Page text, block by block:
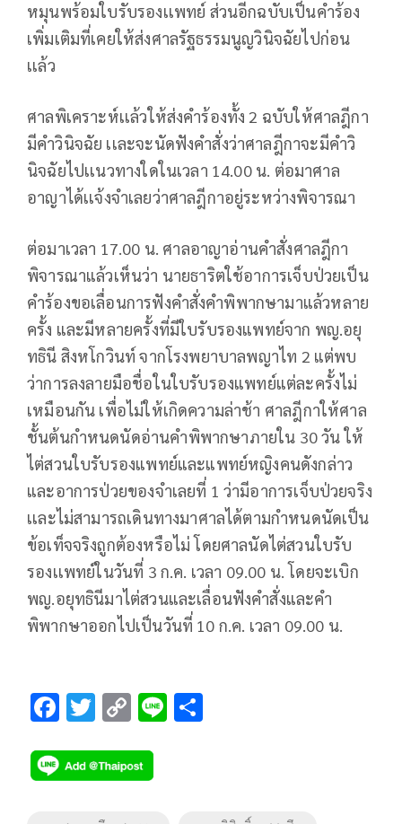
หมุนพร้อมใบรับรองเเพทย์ ส่วนอีกฉบับเป็นคำร้อง
เพิ่มเติมที่เคยให้ส่งศาลรัฐธรรมนูญวินิจฉัยไปก่อน
เเล้ว
ศาลพิเคราะห์เเล้วให้ส่งคำร้องทั้ง 2 ฉบับให้ศาลฎีกา
มีคำวินิจฉัย เเละจะนัดฟังคำสั่งว่าศาลฎีกาจะมีคำวิ
นิจฉัยไปเเนวทางใดในเวลา 14.00 น. ต่อมาศาล
อาญาได้เเจ้งจำเลยว่าศาลฎีกาอยู่ระหว่างพิจารณา
ต่อมาเวลา 17.00 น. ศาลอาญาอ่านคำสั่งศาลฎีกา
พิจารณาแล้วเห็นว่า นายธาริตใช้อาการเจ็บป่วยเป็น
คำร้องขอเลื่อนการฟังคำสั่งคำพิพากษามาแล้วหลาย
ครั้ง และมีหลายครั้งที่มีใบรับรองแพทย์จาก พญ.อยุ
ทธินี สิงหโกวินท์ จากโรงพยาบาลพญาไท 2 แต่พบ
ว่าการลงลายมือชื่อในใบรับรองแพทย์แต่ละครั้งไม่
เหมือนกัน เพื่อไม่ให้เกิดความล่าช้า ศาลฎีกาให้ศาล
ชั้นต้นกำหนดนัดอ่านคำพิพากษาภายใน 30 วัน ให้
ไต่สวนใบรับรองแพทย์และแพทย์หญิงคนดังกล่าว
และอาการป่วยของจำเลยที่ 1 ว่ามีอาการเจ็บป่วยจริง
เเละไม่สามารถเดินทางมาศาลได้ตามกำหนดนัดเป็น
ข้อเท็จจริงถูกต้องหรือไม่ โดยศาลนัดไต่สวนใบรับ
รองเเพทย์ในวันที่ 3 ก.ค. เวลา 09.00 น. โดยจะเบิก
พญ.อยุทธินีมาไต่สวนและเลื่อนฟังคำสั่งและคำ
พิพากษาออกไปเป็นวันที่ 10 ก.ค. เวลา 09.00 น.
F
e
b
T
tt
er
C
p
y
Li